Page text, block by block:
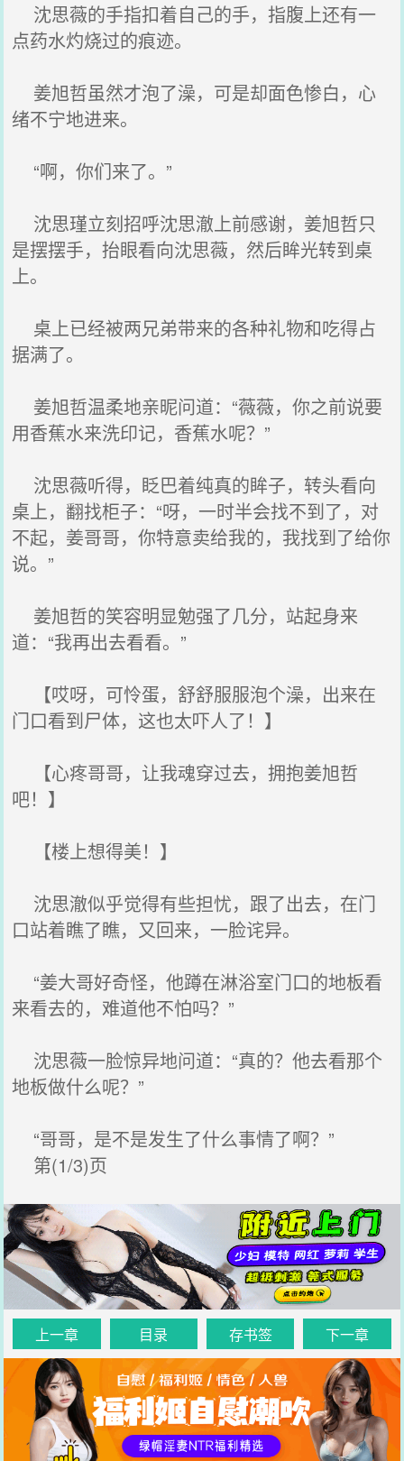
沈思薇的手指扣着自己的手，指腹上还有一
点药水灼烧过的痕迹。
姜旭哲虽然才泡了澡，可是却面色惨白，心
绪不宁地进来。
“啊，你们来了。”
沈思瑾立刻招呼沈思澈上前感谢，姜旭哲只
是摆摆手，抬眼看向沈思薇，然后眸光转到桌
上。
桌上已经被两兄弟带来的各种礼物和吃得占
据满了。
姜旭哲温柔地亲昵问道：“薇薇，你之前说要
用香蕉水来洗印记，香蕉水呢？”
沈思薇听得，眨巴着纯真的眸子，转头看向
桌上，翻找柜子：“呀，一时半会找不到了，对
不起，姜哥哥，你特意卖给我的，我找到了给你
说。”
姜旭哲的笑容明显勉强了几分，站起身来
道：“我再出去看看。”
【哎呀，可怜蛋，舒舒服服泡个澡，出来在
门口看到尸体，这也太吓人了！】
【心疼哥哥，让我魂穿过去，拥抱姜旭哲
吧！】
【楼上想得美！】
沈思澈似乎觉得有些担忧，跟了出去，在门
口站着瞧了瞧，又回来，一脸诧异。
“姜大哥好奇怪，他蹲在淋浴室门口的地板看
来看去的，难道他不怕吗？”
沈思薇一脸惊异地问道：“真的？他去看那个
地板做什么呢？”
“哥哥，是不是发生了什么事情了啊？”
第(1/3)页
上一章 目录 存书签 下一章